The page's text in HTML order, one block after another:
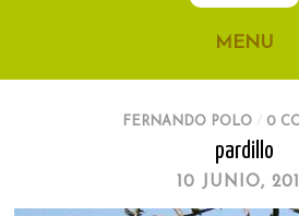
MENU
FERNANDO POLO 0
pardillo
10 JUNIO,